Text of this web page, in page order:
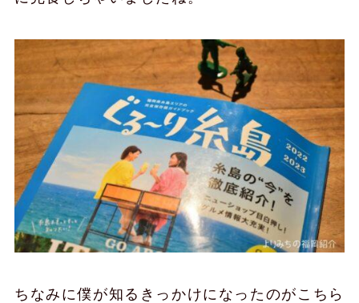
ちなみに僕が知るきっかけになったのがこちら